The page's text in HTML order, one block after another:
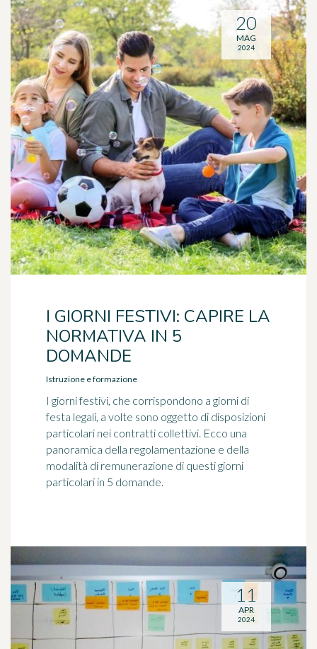
I GIORNI FESTIVI: CAPIRE LA
NORMATIVA IN 5
DOMANDE
Istruzione e formazione
I giorni festivi, che corrispondono a giorni di
festa legali, a volte sono oggetto di disposizioni
particolari nei contratti collettivi. Ecco una
panoramica della regolamentazione e della
modalità di remunerazione di questi giorni
particolari in 5 domande.
20
MAG
2024
11
APR
2024